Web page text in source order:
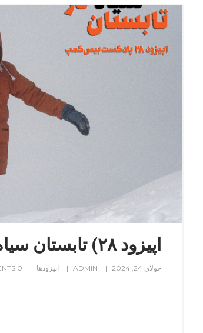
اپیزود ۲۸) تابستان سیاه در K2
جولای 24, 2024 ADMIN اپیزودها 0 COMMENTS